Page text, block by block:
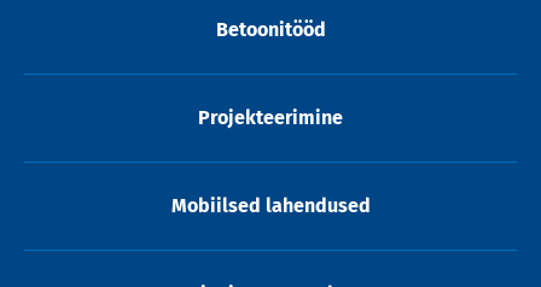
Betoonitööd
Projekteerimine
Mobiilsed lahendused